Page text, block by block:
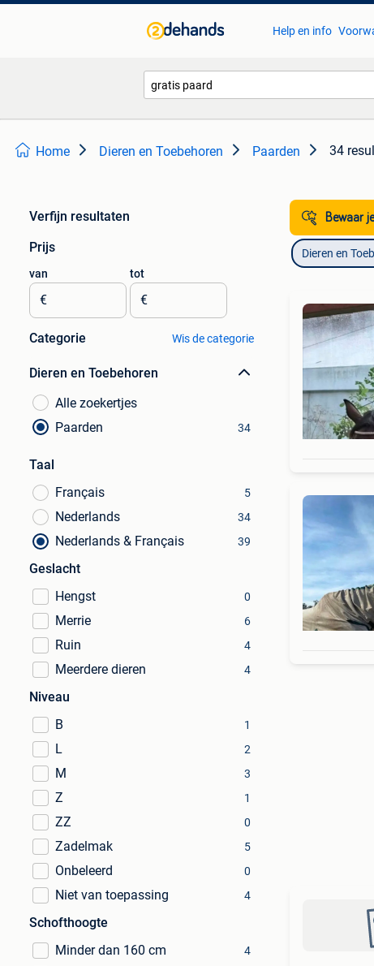
Help en info
Home Dieren en Toebehoren Paarden 34
Verfijn resultaten
Prijs
van
€
tot
€
Categorie Wis de categorie
Dieren en Toebehoren
Alle zoekertjes
Paarden
34
Taal
Français
5
Nederlands 34
Nederlands & Français 39
Geslacht
Hengst
0
Merrie 6
Ruin 4
Meerdere dieren 4
Niveau
B
1
L 2
M 3
Z 1
ZZ 0
Zadelmak 5
Onbeleerd 0
Niet van toepassing 4
Schofthoogte
Minder dan 160 cm
4
Bewaar
Dieren en